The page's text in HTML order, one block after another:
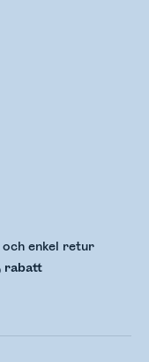
enkel retur
rabatt